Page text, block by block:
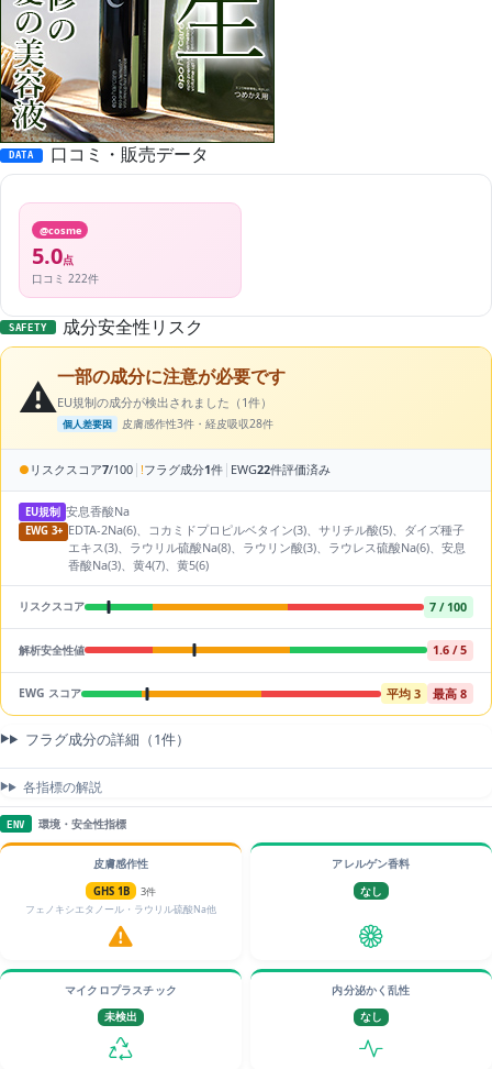
DATA 口コミ・販売データ
@cosme
5.0点
口コミ 222件
SAFETY 成分安全性リスク
⚠️一部の成分に注意が必要です
EU規制の成分が検出されました（1件）
個人差要因 皮膚感作性3件・経皮吸収28件
● リスクスコア7/100 | !フラグ成分1件 | EWG22件評価済み
EU規制 安息香酸Na
EWG 3+ EDTA-2Na(6)、コカミドプロピルベタイン(3)、サリチル酸(5)、ダイズ種子
エキス(3)、ラウリル硫酸Na(8)、ラウリン酸(3)、ラウレス硫酸Na(6)、安息
香酸Na(3)、黄4(7)、黄5(6)
リスクスコア 7 / 100
解析安全性値 1.6 / 5
EWG スコア 平均 3 最高 8
フラグ成分の詳細（1件）
各指標の解説
ENV 環境・安全性指標
皮膚感作性
GHS 1B
3件
フェノキシエタノール・ラウリル硫酸Na他
アレルゲン香料
なし
マイクロプラスチック
未検出
内分泌かく乱性
なし